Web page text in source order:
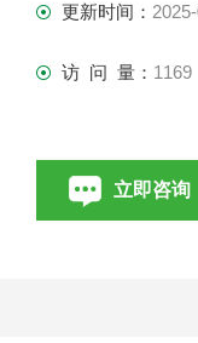
更新时间：
访 问 量： 1169
立即咨询